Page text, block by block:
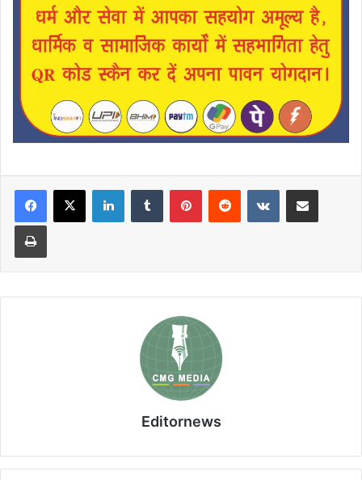
LinkedInTumblr PinterestReddit VKontakteShare via Email
Print
Editornews